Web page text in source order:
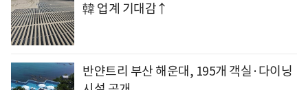
韓 업계 기대감↑
반얀트리 부산 해운대, 195개 객실·다이닝